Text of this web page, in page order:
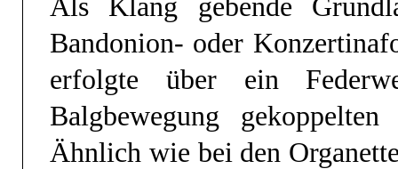
Als Klang gebende
Bandonion- oder
erfolgte über ein
Balgbewegung
Ähnlich wie bei den